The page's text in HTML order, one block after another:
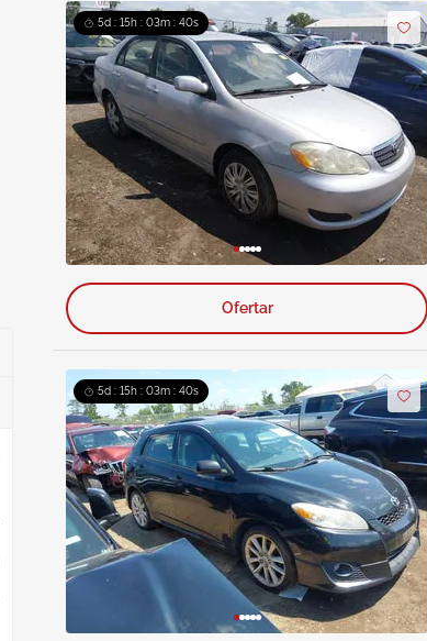
5d : 15h : 03m : 39s
Ofertar
5d : 15h : 03m : 39s